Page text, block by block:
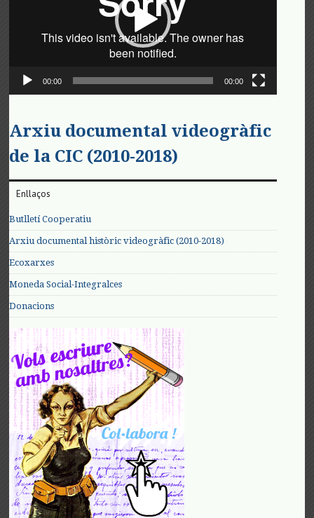
00:00 00:00
Arxiu documental videogràfic
de la CIC (2010-2018)
Enllaços
Butlletí Cooperatiu
Arxiu documental històric videogràfic (2010-2018)
Ecoxarxes
Moneda Social-Integralces
Donacions